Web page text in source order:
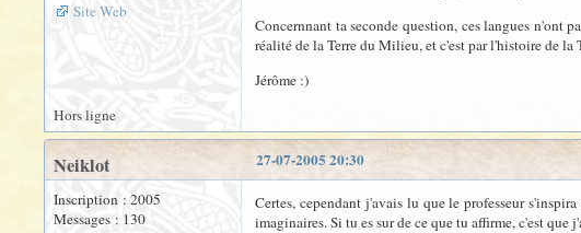
Site Web
Concernnant ta seconde question, ces langues n'ont
réalité de la Terre du Milieu, et c'est par l'histoire de
Jérôme :)
Hors ligne
27-07-2005 20:30
Neiklot
Inscription : 2005
Messages : 130
Certes, cependant j'avais lu que le professeur
imaginaires. Si tu es sur de ce que tu affirme, c'est que